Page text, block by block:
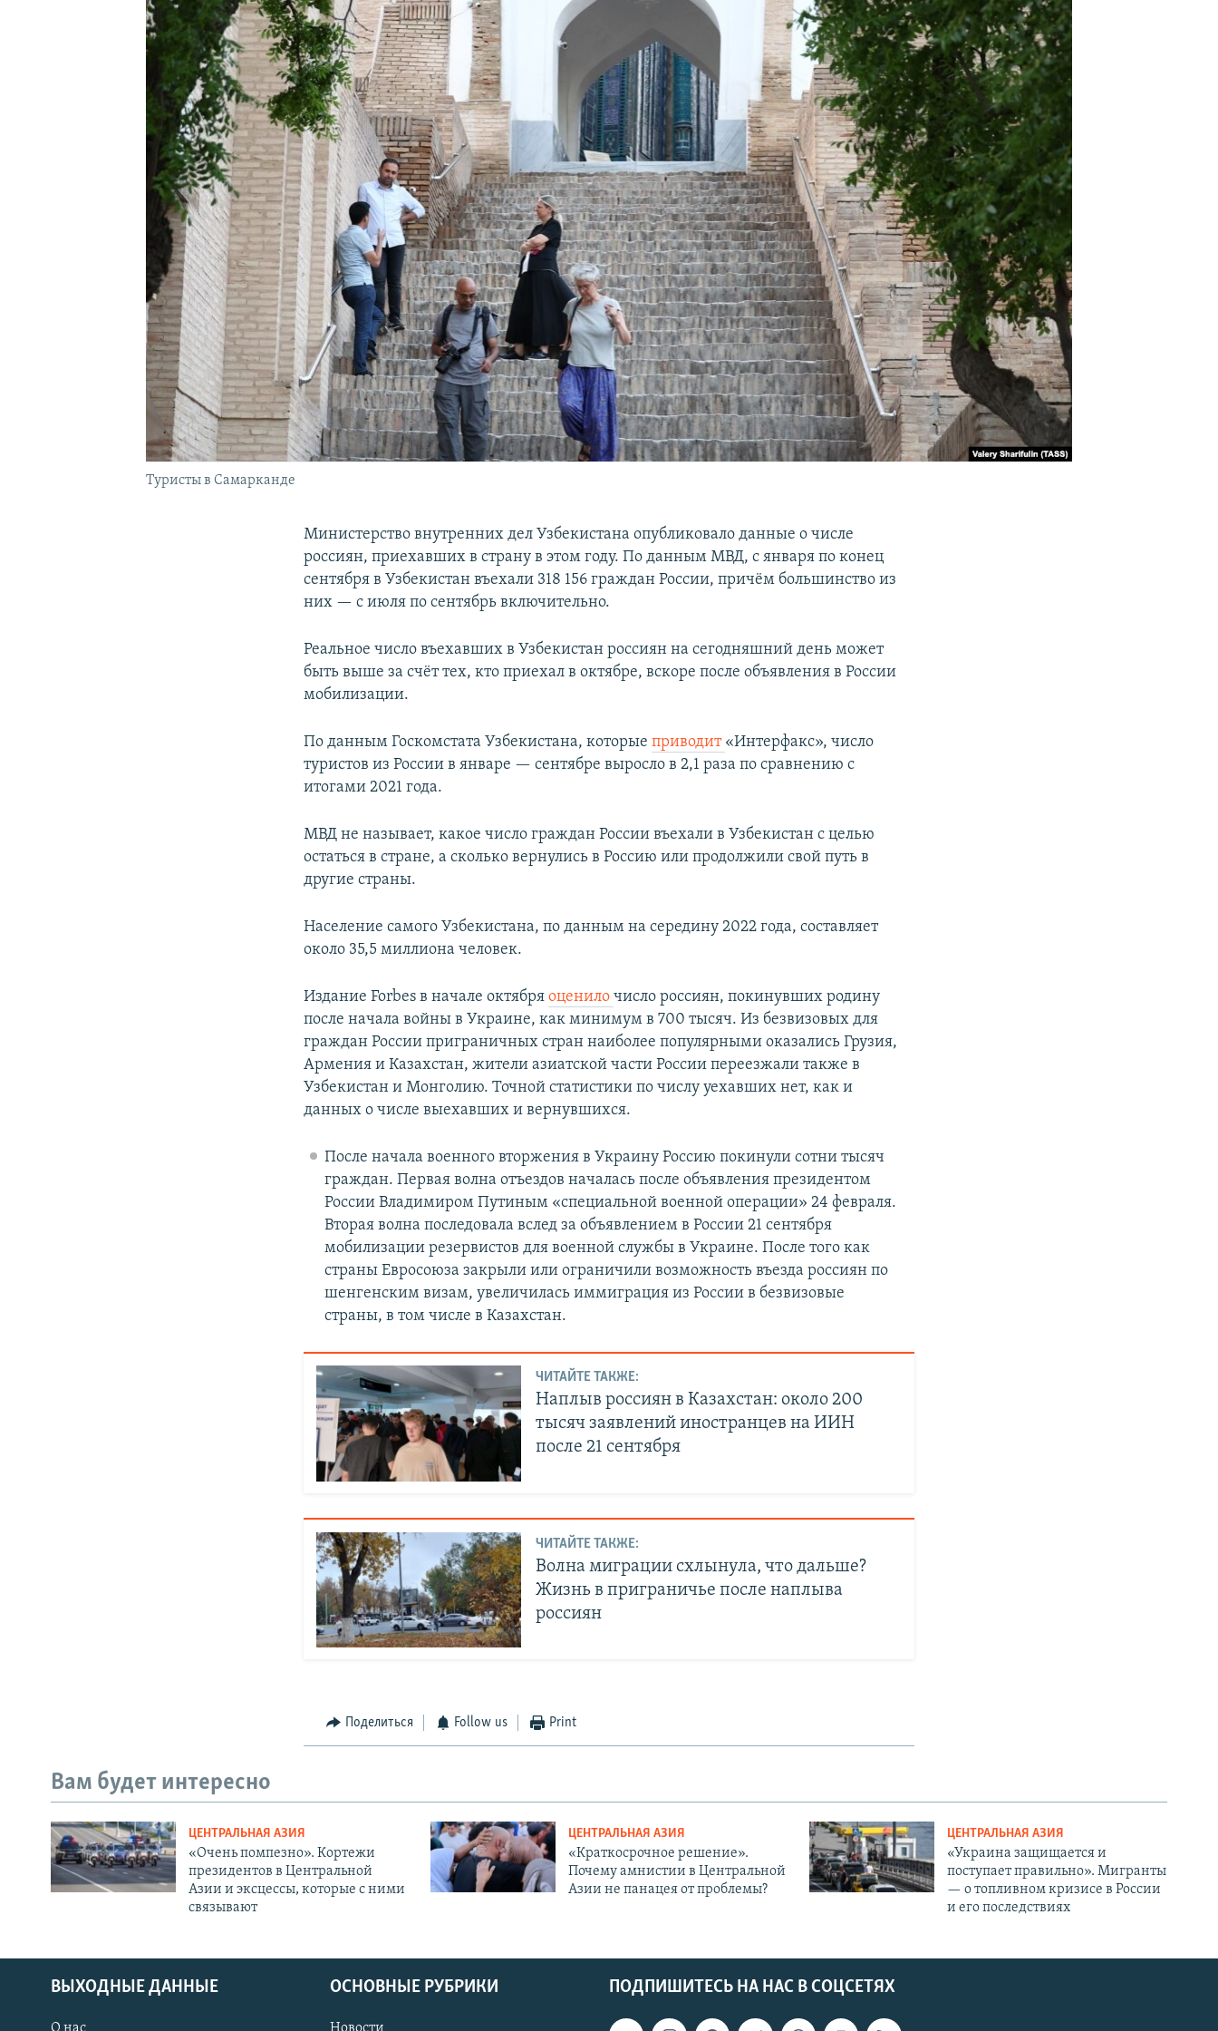
Туристы в Самарканде
Министерство внутренних дел Узбекистана опубликовало данные о числе
россиян, приехавших в страну в этом году. По данным МВД, с января по конец
сентября в Узбекистан въехали 318 156 граждан России, причём большинство из
них — с июля по сентябрь включительно.
Реальное число въехавших в Узбекистан россиян на сегодняшний день может
быть выше за счёт тех, кто приехал в октябре, вскоре после объявления в России
мобилизации.
По данным Госкомстата Узбекистана, которыеприводит «Интерфакс», число
туристов из России в январе — сентябре выросло в 2,1 раза по сравнению с
итогами 2021 года.
МВД не называет, какое число граждан России въехали в Узбекистан с целью
остаться в стране, а сколько вернулись в Россию или продолжили свой путь в
другие страны.
Население самого Узбекистана, по данным на середину 2022 года, составляет
около 35,5 миллиона человек.
Издание Forbes в начале октябряоценилочисло россиян, покинувших родину
после начала войны в Украине, как минимум в 700 тысяч. Из безвизовых для
граждан России приграничных стран наиболее популярными оказались Грузия,
Армения и Казахстан, жители азиатской части России переезжали также в
Узбекистан и Монголию. Точной статистики по числу уехавших нет, как и
данных о числе выехавших и вернувшихся.
После начала военного вторжения в Украину Россию покинули сотни тысяч
граждан. Первая волна отъездов началась после объявления президентом
России Владимиром Путиным «специальной военной операции» 24 февраля.
Вторая волна последовала вслед за объявлением в России 21 сентября
мобилизации резервистов для военной службы в Украине. После того как
страны Евросоюза закрыли или ограничили возможность въезда россиян по
шенгенским визам, увеличилась иммиграция из России в безвизовые
страны, в том числе в Казахстан.
ЧИТАЙТЕ ТАКЖЕ:
Наплыв россиян в Казахстан: около 200
тысяч заявлений иностранцев на ИИН
после 21 сентября
ЧИТАЙТЕ ТАКЖЕ:
Волна миграции схлынула, что дальше?
Жизнь в приграничье после наплыва
россиян
Поделиться Follow us Print
Вам будет интересно
ЦЕНТРАЛЬНАЯ АЗИЯ
«Очень помпезно». Кортежи
президентов в Центральной
Азии и эксцессы, которые с ними
связывают
ЦЕНТРАЛЬНАЯ АЗИЯ
«Краткосрочное решение».
Почему амнистии в Центральной
Азии не панацея от проблемы?
ЦЕНТРАЛЬНАЯ АЗИЯ
«Украина защищается и
поступает правильно». Мигранты
— о топливном кризисе в России
и его последствиях
ПОДПИШИТЕСЬ НА НАС В СОЦСЕТЯХ
ВЫХОДНЫЕ ДАННЫЕ ОСНОВНЫЕ РУБРИКИ